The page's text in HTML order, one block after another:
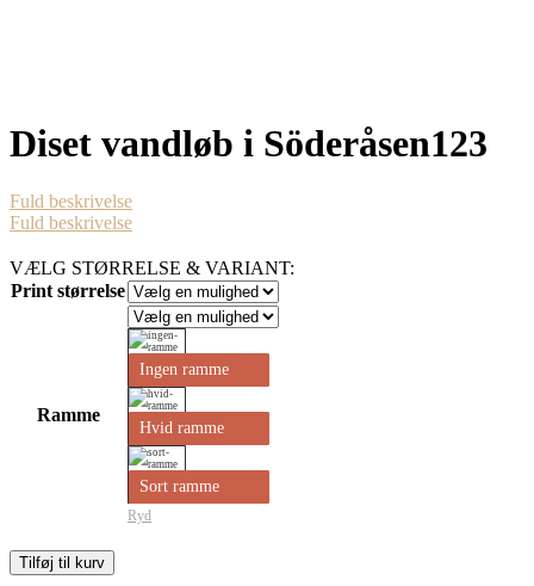
Diset vandløb i Söderåsen123
Fuld beskrivelse
Fuld beskrivelse
VÆLG STØRRELSE & VARIANT:
Print størrelse
Ramme
Ingen ramme
Hvid ramme
Sort ramme
Ryd
Diset
vandløb
Tilføj til kurv